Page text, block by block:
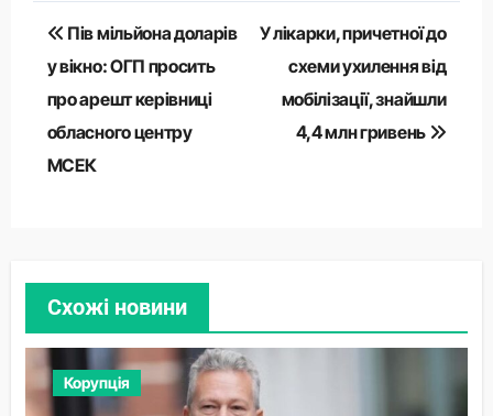
Навігація
записів
Пів мільйона доларів
у вікно: ОГП просить
про арешт керівниці
обласного центру
МСЕК
У лікарки, причетної до
схеми ухилення від
мобілізації, знайшли
4,4 млн гривень
Схожі новини
Корупція